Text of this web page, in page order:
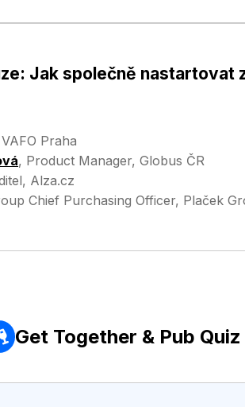
Jak společně
VAFO Praha
, Product Manager, Globus ČR
Alza.cz
Chief Purchasing Officer, Plaček
Get Together & Pub Quiz